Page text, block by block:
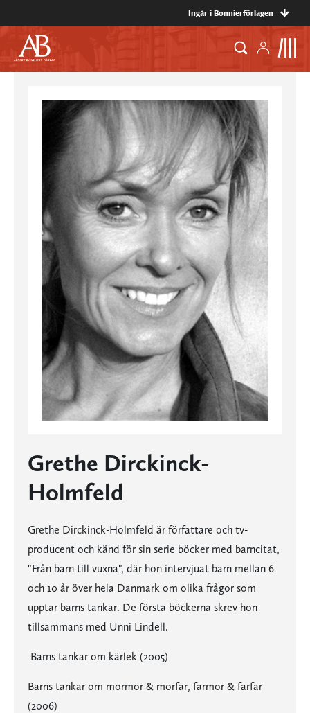
Ingår i Bonnierförlagen
Grethe Dirckinck-
Holmfeld
Grethe Dirckinck-Holmfeld är författare och tv-
producent och känd för sin serie böcker med barncitat,
"Från barn till vuxna", där hon intervjuat barn mellan 6
och 10 år över hela Danmark om olika frågor som
upptar barns tankar. De första böckerna skrev hon
tillsammans med Unni Lindell.
Barns tankar om kärlek (2005)
Barns tankar om mormor & morfar, farmor & farfar
(2006)